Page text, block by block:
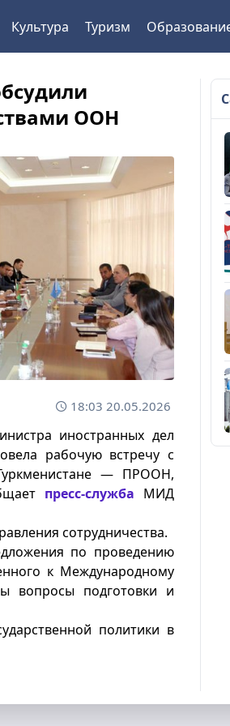
Культура Туризм
ООН
18:03 20.05.2026
иностранных дел
рабочую встречу с
— ПРООН,
пресс-служба МИД
сотрудничества.
по проведению
к Международному
вопросы подготовки и
политики в